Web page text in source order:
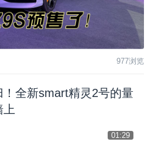
977浏览
全新smart精灵2号的量
上
01:29